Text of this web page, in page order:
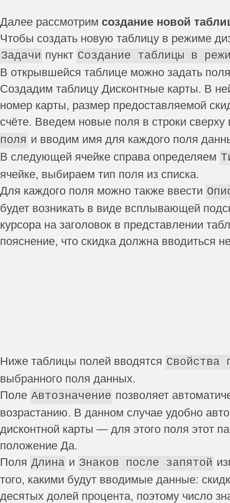
Далее рассмотрим создание новой
Чтобы создать новую таблицу в режиме
Задачи пункт Создание таблицы в
В открывшейся таблице можно задать
Создадим таблицу Дисконтные карты. В
номер карты, размер предоставляемой
счёте. Введем новые поля в строки
поля и вводим имя для каждого поля
В следующей ячейке справа определяем
ячейке, выбираем тип поля из списка.
Для каждого поля можно также ввести
будет возникать в виде всплывающей
курсора на заголовок в представлении
пояснение, что скидка должна вводиться
Ниже таблицы полей вводятся Свойства
выбранного поля данных.
Поле Автозначение позволяет
возрастанию. В данном случае удобно
дисконтной карты — для этого поля этот
положение Да.
Поля Длина и Знаков после запятой
того, какими будут вводимые данные:
десятых долей процента, поэтому число